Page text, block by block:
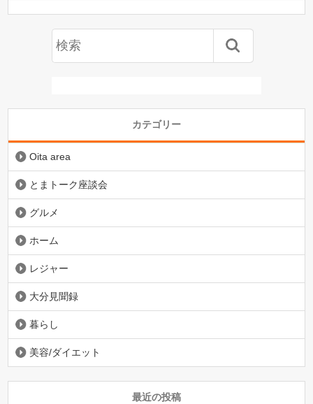
カテゴリー
Oita area
とまトーク座談会
グルメ
ホーム
レジャー
大分見聞録
暮らし
美容/ダイエット
最近の投稿